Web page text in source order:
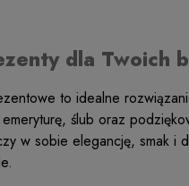
dla Twoich
to idealne
ślub oraz
w sobie elegancję, smak i